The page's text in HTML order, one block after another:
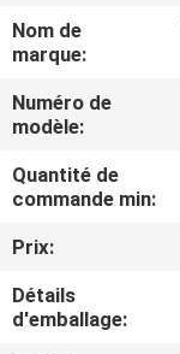
À
PROPOS
DE
NOUS
DE
L'USINE
Nom de
marque:
Numéro de
modèle:
Quantité de
commande min:
Prix:
Détails
d'emballage: